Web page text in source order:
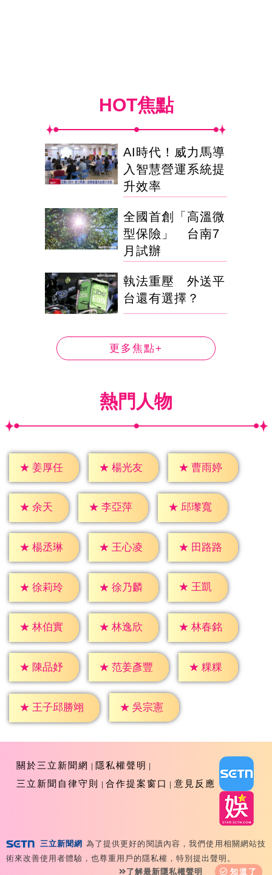
HOT焦點
AI時代！威力馬導
入智慧營運系統提
升效率
全國首創「高溫微
型保險」 台南7
月試辦
執法重壓 外送平
台還有選擇？
更多焦點+
熱門人物
★ 姜厚任 ★ 楊光友 ★ 曹雨婷
★ 余天 ★ 李亞萍 ★ 邱瓈寬
★ 楊丞琳 ★ 王心凌 ★ 田路路
★ 徐莉玲 ★ 徐乃麟 ★ 王凱
★ 林伯實 ★ 林逸欣 ★ 林春銘
★ 陳品妤 ★ 范姜彥豐 ★ 粿粿
★ 王子邱勝翊 ★ 吳宗憲
關於三立新聞網
隱私權聲明
三立新聞自律守則
合作提案窗口 意見反應
Copyright ©2026 Sanlih E-Television All Rights
Reserved 版權所有 盜用必究 台北市內湖區舊宗路一段159
三立新聞網 為了提供更好的閱讀內容，我們使用相關網站技
術來改善使用者體驗，也尊重用戶的隱私權，特別提出聲明。
了解最新隱私權聲明
知道了